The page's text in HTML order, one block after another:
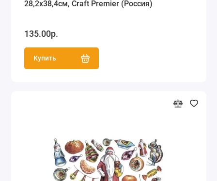
28,2х38,4см, Craft Premier (Россия)
135.00р.
Купить